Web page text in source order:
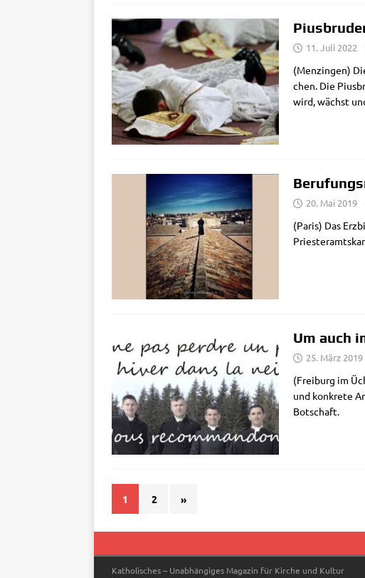
11. Juli 2022
(Men­zin­gen)
chen. Die
wird, wächst
20. Mai 2019
(Paris) Das
Um auch
25. März 2019
(Frei­burg im
und kon­kre­te
Botschaft.
1 2 »
Katholisches – Unabhängiges Magazin für Kirche und Kultur